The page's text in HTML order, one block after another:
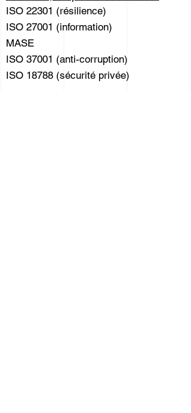
ISO 22301 (résilience)
ISO 27001 (information)
MASE
ISO 37001 (anti-corruption)
ISO 18788 (sécurité privée)